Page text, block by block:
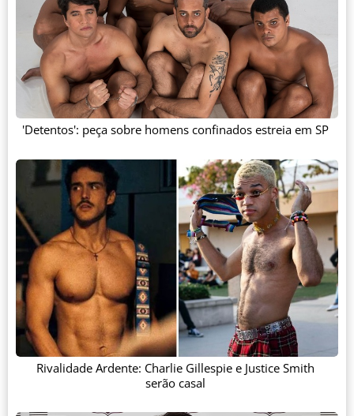
'Detentos': peça sobre homens confinados estreia em SP
Rivalidade Ardente: Charlie Gillespie e Justice Smith
serão casal